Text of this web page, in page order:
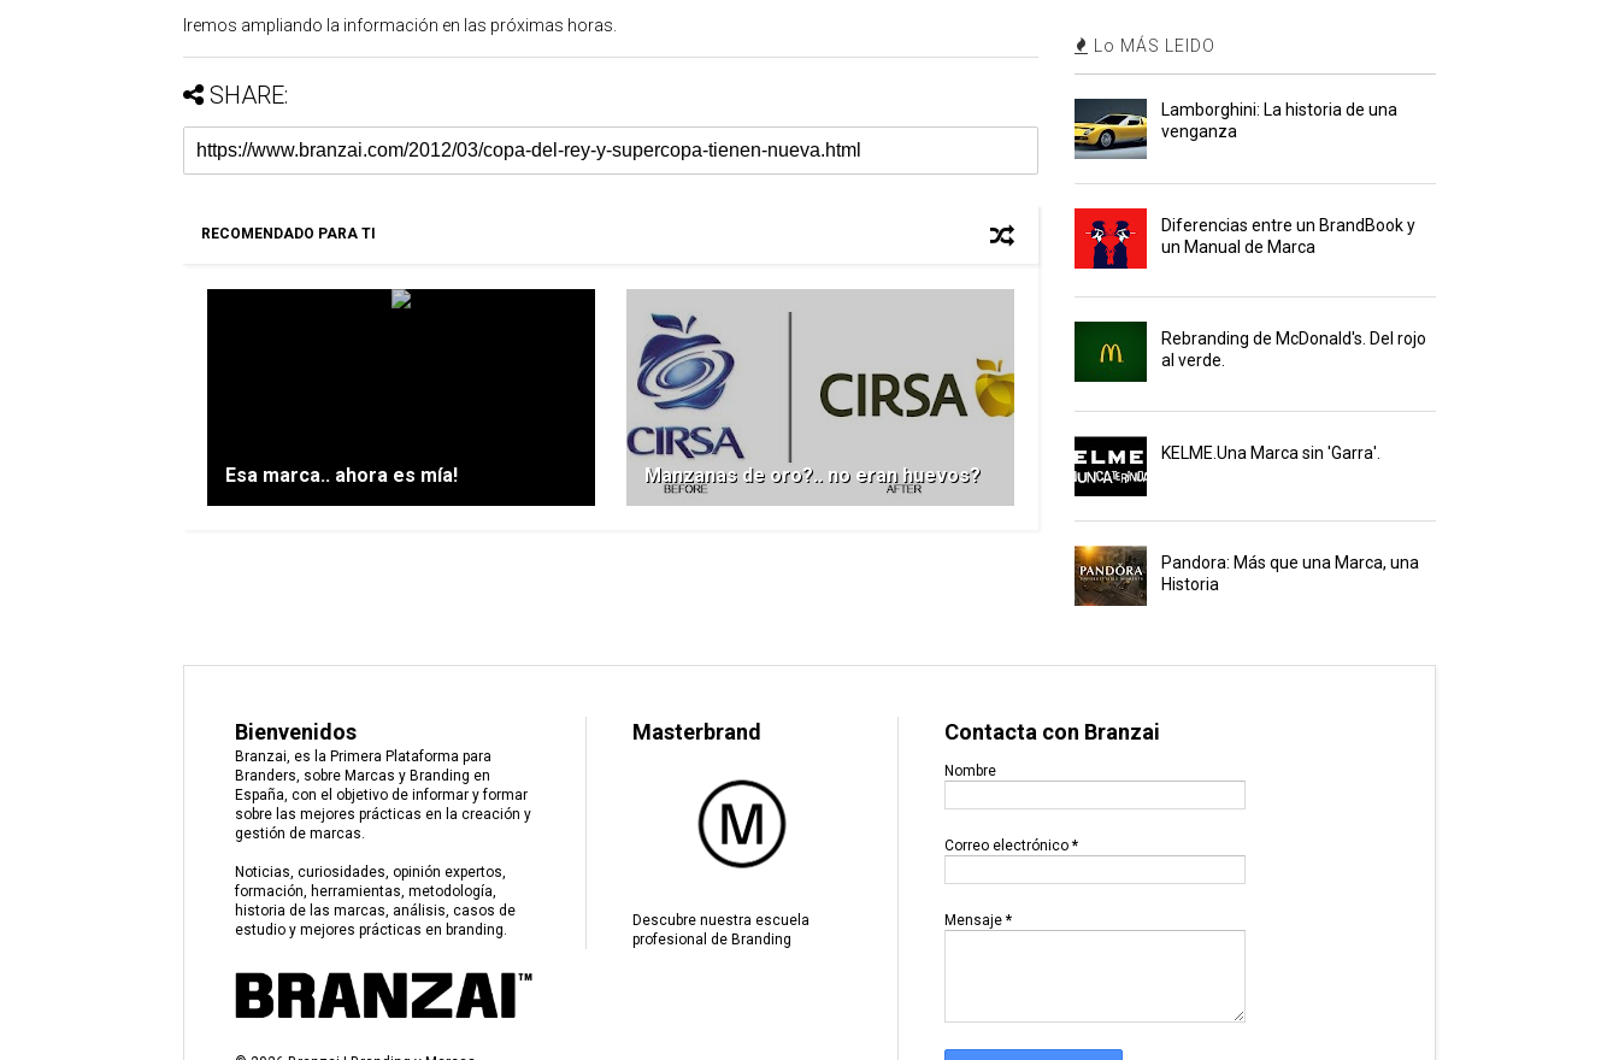
Iremos ampliando la información en las próximas horas.
SHARE:
RECOMENDADO PARA TI
Esa marca.. ahora es mía! Manzanas de oro?.. no eran huevos?
Lo MÁS LEIDO
Lamborghini: La historia de una
venganza
Diferencias entre un BrandBook y
un Manual de Marca
Rebranding de McDonald's. Del rojo
al verde.
KELME.Una Marca sin 'Garra'.
Pandora: Más que una Marca, una
Historia
Bienvenidos
Branzai, es la Primera Plataforma para
Branders, sobre Marcas y Branding en
España, con el objetivo de informar y formar
sobre las mejores prácticas en la creación y
gestión de marcas.
Noticias, curiosidades, opinión expertos,
formación, herramientas, metodología,
historia de las marcas, análisis, casos de
estudio y mejores prácticas en branding.
Masterbrand
Descubre nuestra escuela
profesional de Branding
Contacta con Branzai
Nombre
Correo electrónico *
Mensaje *